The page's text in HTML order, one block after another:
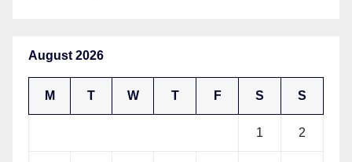
August 2026
M T W T F S S
1 2